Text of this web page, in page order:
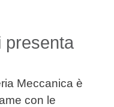
presenta
Meccanica è
con le